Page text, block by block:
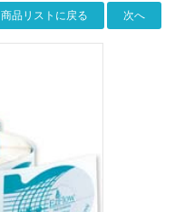
商品リストに戻る 次へ